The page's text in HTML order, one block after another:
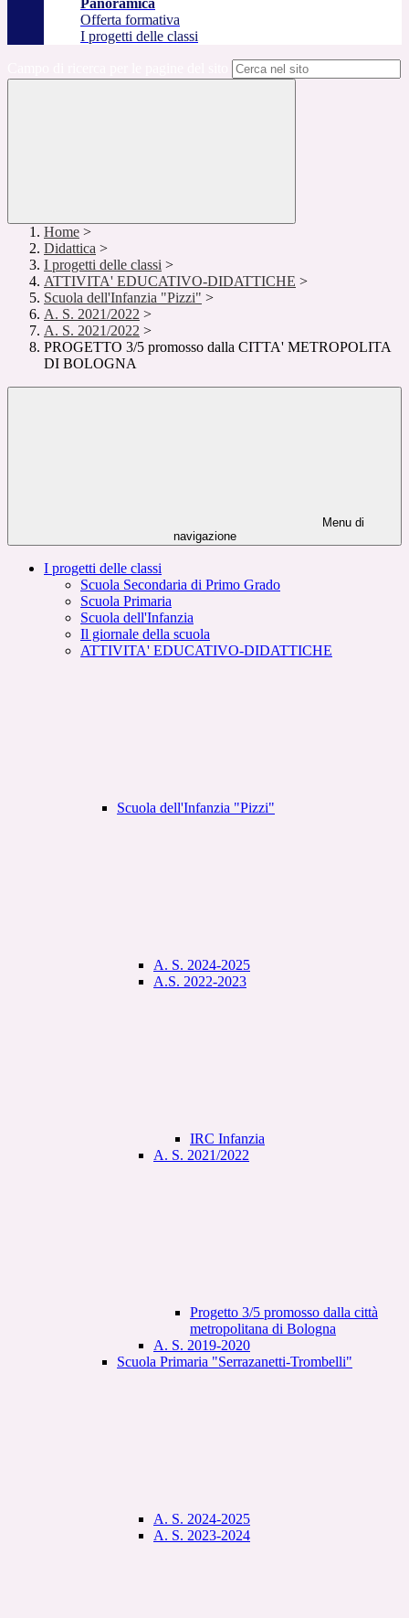
Panoramica
Offerta formativa
I progetti delle classi
Home >
Didattica >
I progetti delle classi >
ATTIVITA' EDUCATIVO-DIDATTICHE >
Scuola dell'Infanzia "Pizzi" >
A. S. 2021/2022 >
A. S. 2021/2022 >
PROGETTO 3/5 promosso dalla CITTA' METROPOLITA
DI BOLOGNA
Menu di
navigazione
I progetti delle classi
Scuola Secondaria di Primo Grado
Scuola Primaria
Scuola dell'Infanzia
Il giornale della scuola
ATTIVITA' EDUCATIVO-DIDATTICHE
Scuola dell'Infanzia "Pizzi"
A. S. 2024-2025
A.S. 2022-2023
IRC Infanzia
A. S. 2021/2022
Progetto 3/5 promosso dalla città
metropolitana di Bologna
A. S. 2019-2020
Scuola Primaria "Serrazanetti-Trombelli"
A. S. 2024-2025
A. S. 2023-2024